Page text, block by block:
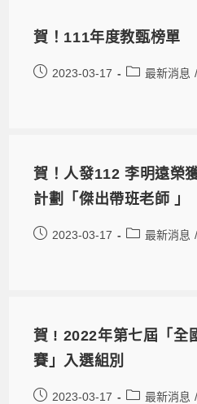
賀！111年度教甄榜單
2023-03-17 最新消息 /
賀！人發112 李明遠榮
計劃「傑出帶班老師 」
2023-03-17 最新消息 /
賀 ! 2022年第七屆「全
賽」入選組別
2023-03-17 最新消息 /